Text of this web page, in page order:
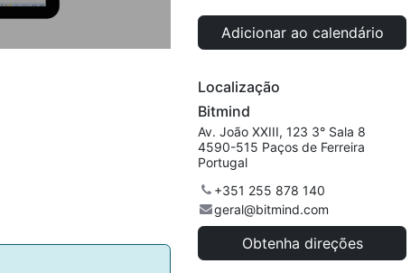
Adicionar ao calendário
Localização
Bitmind
Av. João XXIII, 123 3° Sala 8
4590-515 Paços de Ferreira
Portugal
+351 255 878 140
geral@bitmind.com
Obtenha direções